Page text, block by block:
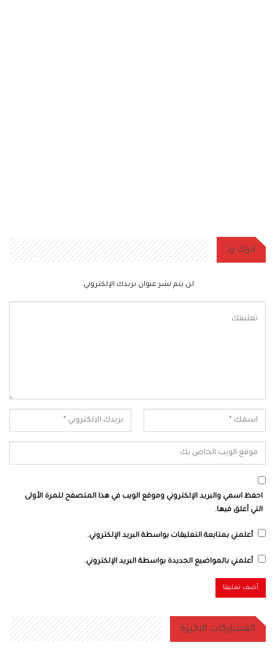
اترك رد
لن يتم نشر عنوان بريدك الإلكتروني.
احفظ اسمي والبريد الإلكتروني وموقع الويب في هذا المتصفح للمرة الأولى
التي أعلق فيها.
أعلمني بمتابعة التعليقات بواسطة البريد الإلكتروني.
أعلمني بالمواضيع الجديدة بواسطة البريد الإلكتروني.
المشاركات الاخيرة